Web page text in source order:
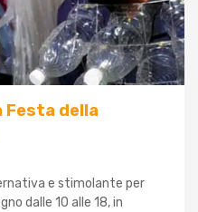
Festa della
e stimolante per
dalle 10 alle 18, in